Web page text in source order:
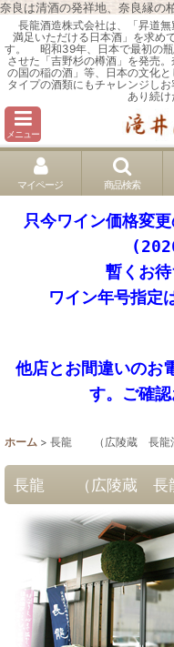
奈良は清酒の発祥地、奈良縁の
長龍酒造株式会社は、「昇道無
満足いただける日本酒」を求め
す。 昭和39年、日本で最初の瓶
させた「吉野杉の樽酒」を発売
の国の稲の酒」等、日本の文化
タイプの酒類にもチャレンジし
あり続け
メニュー
マイページ 商品検索
只今ワイン価格変
暫くお待
ワイン年号指定
他店とお間違いのお
す。ご確認
ホーム > 長龍 （広陵蔵 長龍酒
長龍 （広陵蔵 長龍